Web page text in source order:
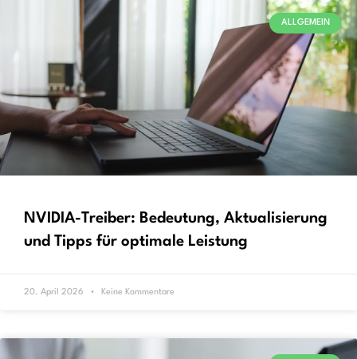
ALLGEMEIN
NVIDIA-Treiber: Bedeutung, Aktualisierung
und Tipps für optimale Leistung
20. April 2026 Keine Kommentare